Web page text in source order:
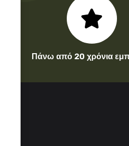
Πάνω από 20 χρόνια